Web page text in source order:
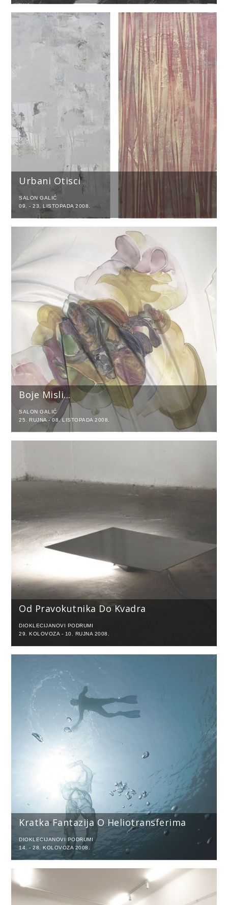
Urbani Otisci
SALON GALIĆ
09. - 23. LISTOPADA 2008.
Boje Misli...
SALON GALIĆ
25. RUJNA - 08. LISTOPADA 2008.
Od Pravokutnika Do Kvadra
DIOKLECIJANOVI PODRUMI
29. KOLOVOZA - 10. RUJNA 2008.
Kratka Fantazija O Heliotransferima
DIOKLECIJANOVI PODRUMI
14. - 28. KOLOVOZA 2008.